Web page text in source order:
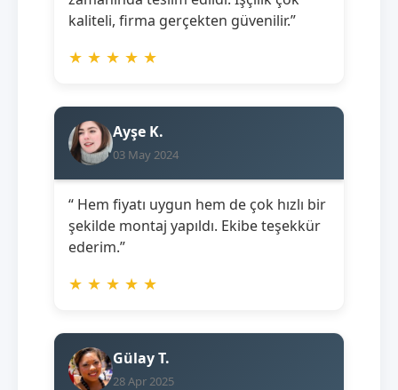
kaliteli, firma gerçekten güvenilir.”
★ ★ ★ ★ ★
Ayşe K.
03 May 2024
“ Hem fiyatı uygun hem de çok hızlı bir
şekilde montaj yapıldı. Ekibe teşekkür
ederim.”
★ ★ ★ ★ ★
Gülay T.
28 Apr 2025